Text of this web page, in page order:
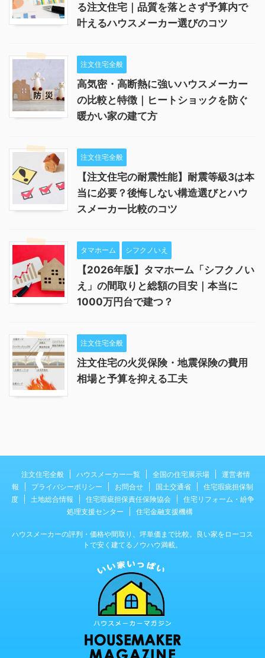
る注文住宅｜品質を落とさず予算内で
叶えるハウスメーカー選びのコツ
注文住宅全般
高気密・高断熱に強いハウスメーカー
の比較と特徴｜ヒートショックを防ぐ
暖かい家の建て方
注文住宅全般
【注文住宅の耐震性能】耐震等級3は本
当に必要？後悔しない構造選びとハウ
スメーカー比較のコツ
タマホーム シフクノいえ
【2026年版】タマホーム「シフクノい
え」の間取りと総額の目安｜本当に
1000万円台で建つ？
注文住宅全般
注文住宅の火災保険・地震保険の費用
相場と予算を抑える工夫
注文住宅全般 ハウスメーカー一覧 全国の住宅展示場
運営者情
報
プライバシーポリシー お問合せ 国土交通省
住宅瑕疵担保制
度
土地総合情報 住宅瑕疵担保責任保険協会
住宅リフォーム・紛争
処理支援センター
住宅金融支援機構
ハウスメーカーの評判・価格や間取り、坪単価まで比較。良い家をローコス
トで安く建てるノウハウ満載。